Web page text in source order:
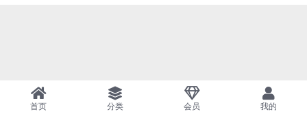
首页 分类 会员 我的